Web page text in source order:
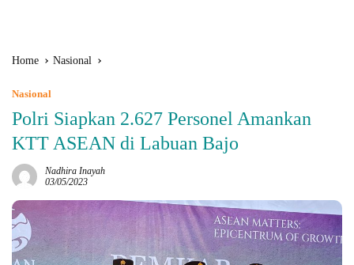
Home Nasional
Nasional
Polri Siapkan 2.627 Personel Amankan
KTT ASEAN di Labuan Bajo
Nadhira Inayah
03/05/2023